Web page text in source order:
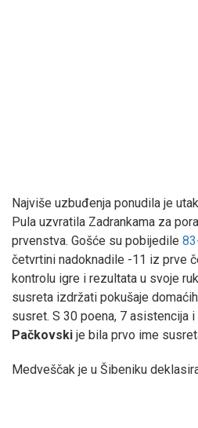
Najviše uzbuđenja ponudila je
Pula uzvratila Zadrankama za
prvenstva. Gošće su pobijedile
četvrtini nadoknadile -11 iz prve
kontrolu igre i rezultata u svoje
susreta izdržati pokušaje
susret. S 30 poena, 7 asistencija
Pačkovski je bila prvo ime
Medveščak je u Šibeniku